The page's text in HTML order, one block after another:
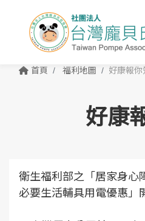
首頁 福利地圖 好康報你
好康
衛生福利部之「居家身心
必要生活輔具用電優惠」